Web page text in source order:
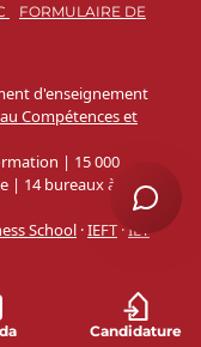
Candidature
FORMULAIRE DE